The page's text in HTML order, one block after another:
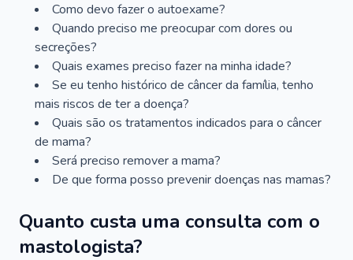
Como devo fazer o autoexame?
Quando preciso me preocupar com dores ou
secreções?
Quais exames preciso fazer na minha idade?
Se eu tenho histórico de câncer da família, tenho
mais riscos de ter a doença?
Quais são os tratamentos indicados para o câncer
de mama?
Será preciso remover a mama?
De que forma posso prevenir doenças nas mamas?
Quanto custa uma consulta com o
mastologista?